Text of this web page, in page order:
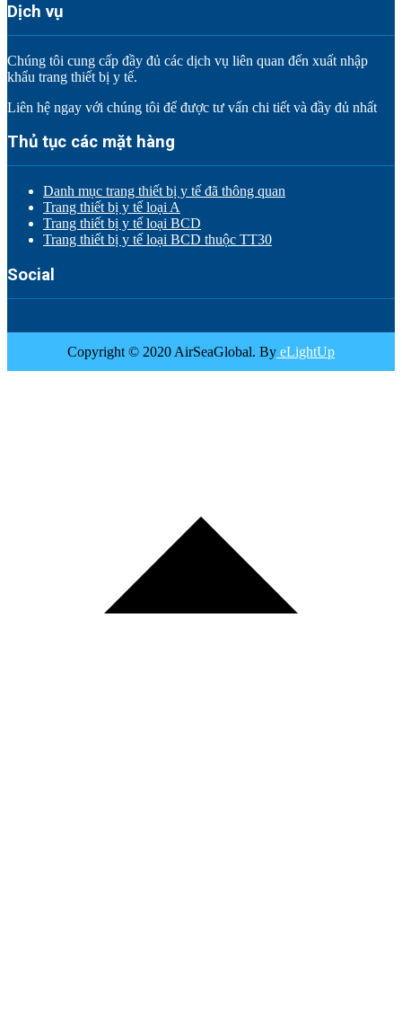
Dịch vụ
Chúng tôi cung cấp đầy đủ các dịch vụ liên quan đến xuất nhập
khẩu trang thiết bị y tế.
Liên hệ ngay với chúng tôi để được tư vấn chi tiết và đầy đủ nhất
Thủ tục các mặt hàng
Danh mục trang thiết bị y tế đã thông quan
Trang thiết bị y tế loại A
Trang thiết bị y tế loại BCD
Trang thiết bị y tế loại BCD thuộc TT30
Social
Copyright © 2020 AirSeaGlobal. By eLightUp